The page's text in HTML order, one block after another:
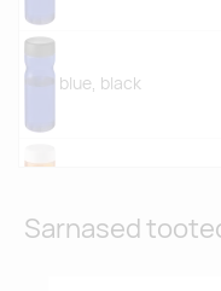
blue, black
Sarnased